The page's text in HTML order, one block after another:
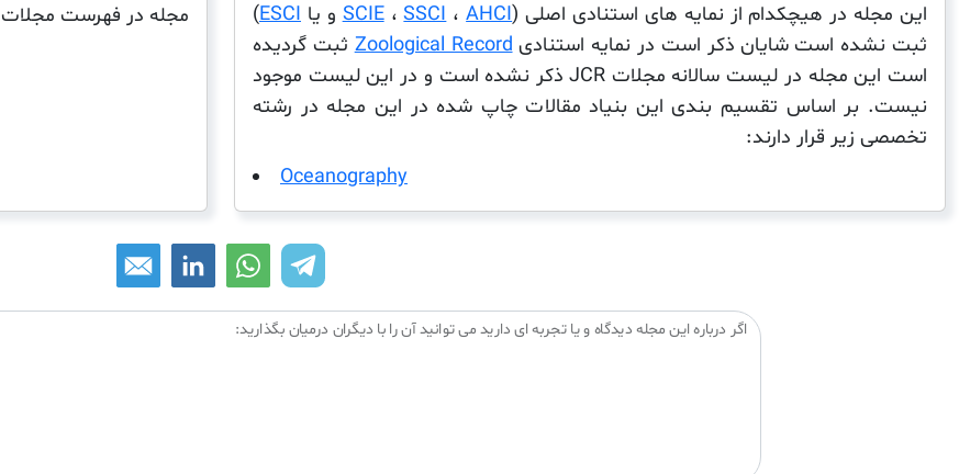
این مجله در هیچکدام از نمایه های استنادی اصلی ( SCIE،SSCI،AHCI و یا ESCI
)
ثبت نشده است شایان ذکر است در نمایه استنادیZoological Recordثبت گردیده
است این مجله در لیست سالانه مجلات JCR ذکر نشده است و در این لیست موجود
نیست. بر اساس تقسیم بندی این بنیاد مقالات چاپ شده در این مجله در رشته
تخصصی زیر قرار دارند:
Oceanography
مجله در فهرست مجلات Scopus نیست.
اگر درباره این مجله دیدگاه و یا تجربه ای دارید می توانید آن را با دیگران درمیان بگذارید: